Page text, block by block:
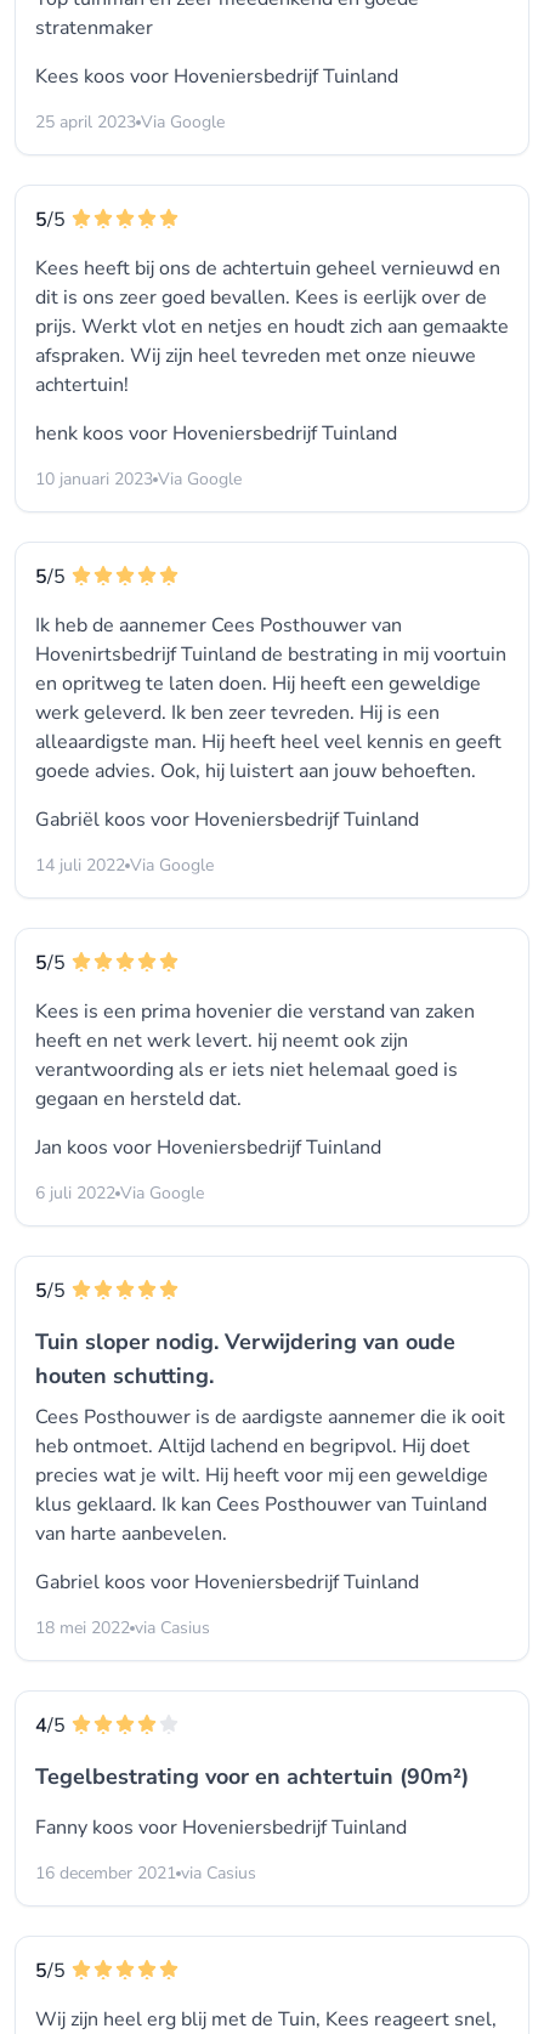
stratenmaker
Kees koos voor Hoveniersbedrijf Tuinland
25 april 2023 Via Google
5/5
Kees heeft bij ons de achtertuin geheel vernieuwd en
dit is ons zeer goed bevallen. Kees is eerlijk over de
prijs. Werkt vlot en netjes en houdt zich aan gemaakte
afspraken. Wij zijn heel tevreden met onze nieuwe
achtertuin!
henk koos voor Hoveniersbedrijf Tuinland
10 januari 2023 Via Google
5/5
Ik heb de aannemer Cees Posthouwer van
Hovenirtsbedrijf Tuinland de bestrating in mij voortuin
en opritweg te laten doen. Hij heeft een geweldige
werk geleverd. Ik ben zeer tevreden. Hij is een
alleaardigste man. Hij heeft heel veel kennis en geeft
goede advies. Ook, hij luistert aan jouw behoeften.
Gabriël koos voor Hoveniersbedrijf Tuinland
14 juli 2022 Via Google
5/5
Kees is een prima hovenier die verstand van zaken
heeft en net werk levert. hij neemt ook zijn
verantwoording als er iets niet helemaal goed is
gegaan en hersteld dat.
Jan koos voor Hoveniersbedrijf Tuinland
6 juli 2022 Via Google
5/5
Tuin sloper nodig. Verwijdering van oude
houten schutting.
Cees Posthouwer is de aardigste aannemer die ik ooit
heb ontmoet. Altijd lachend en begripvol. Hij doet
precies wat je wilt. Hij heeft voor mij een geweldige
klus geklaard. Ik kan Cees Posthouwer van Tuinland
van harte aanbevelen.
Gabriel koos voor Hoveniersbedrijf Tuinland
18 mei 2022 via Casius
4/5
Tegelbestrating voor en achtertuin (90m²)
Fanny koos voor Hoveniersbedrijf Tuinland
16 december 2021 via Casius
5/5
Wij zijn heel erg blij met de Tuin, Kees reageert snel,